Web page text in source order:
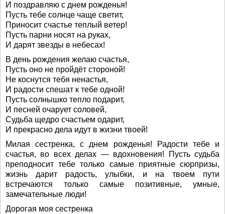
И поздравляю с днем рожденья!
Пусть тебе солнце чаще светит,
Приносит счастье теплый ветер!
Пусть парни носят на руках,
И дарят звезды в небесах!
В день рождения желаю счастья,
Пусть оно не пройдёт стороной!
Не коснутся тебя ненастья,
И радости спешат к тебе одной!
Пусть солнышко тепло подарит,
И песней очарует соловей,
Судьба щедро счастьем одарит,
И прекрасно дела идут в жизни твоей!
Милая сестренка, с днем рожденья! Радости тебе и
счастья, во всех делах — вдохновения! Пусть судьба
преподносит тебе только самые приятные сюрпризы,
жизнь дарит радость, улыбки, и на твоем пути
встречаются только самые позитивные, умные,
замечательные люди!
Дорогая моя сестренка